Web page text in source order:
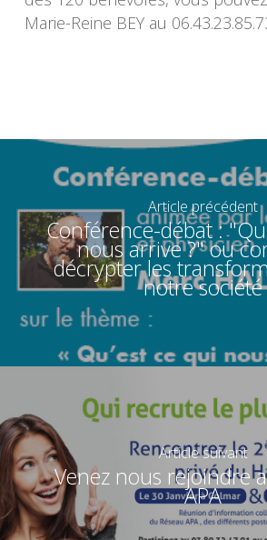
Marie-Reine BEY au
Article précédent
Conférence-débat :
nous arrive ?" ou
décrypter les
notre société
Article suivant
Venez nous rejoindre
APA